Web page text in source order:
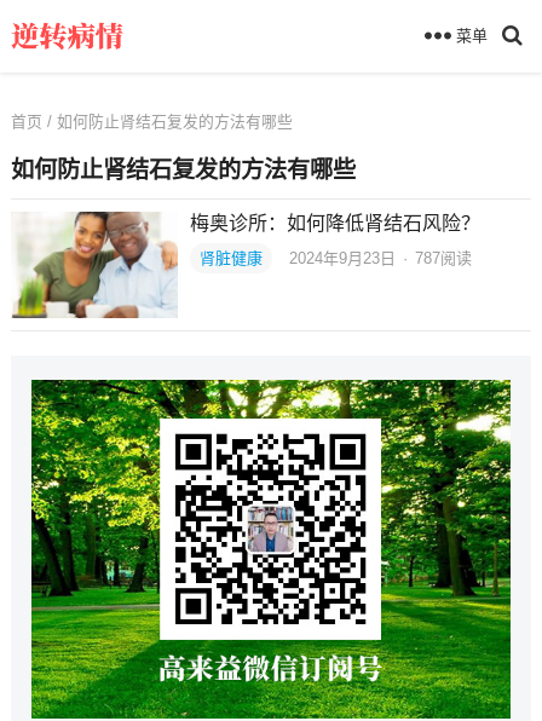
菜单
首页 / 如何防止肾结石复发的方法有哪些
如何防止肾结石复发的方法有哪些
梅奥诊所：如何降低肾结石风险？
肾脏健康 2024年9月23日 · 787阅读